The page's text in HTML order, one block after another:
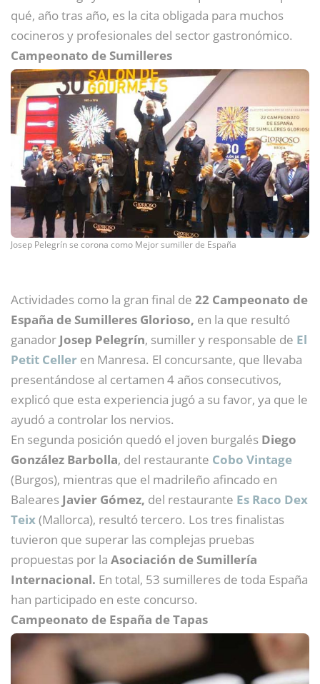
qué, año tras año, es la cita obligada para muchos
cocineros y profesionales del sector gastronómico.
Campeonato de Sumilleres
Josep Pelegrín se corona como Mejor sumiller de España
Actividades como la gran final de 22 Campeonato de
España de Sumilleres Glorioso, en la que resultó
ganador Josep Pelegrín, sumiller y responsable de El
Petit Celler en Manresa. El concursante, que llevaba
presentándose al certamen 4 años consecutivos,
explicó que esta experiencia jugó a su favor, ya que le
ayudó a controlar los nervios.
En segunda posición quedó el joven burgalés Diego
González Barbolla, del restaurante Cobo Vintage
(Burgos), mientras que el madrileño afincado en
Baleares Javier Gómez, del restaurante Es Raco Dex
Teix(Mallorca), resultó tercero. Los tres finalistas
tuvieron que superar las complejas pruebas
propuestas por la Asociación de Sumillería
Internacional. En total, 53 sumilleres de toda España
han participado en este concurso.
Campeonato de España de Tapas